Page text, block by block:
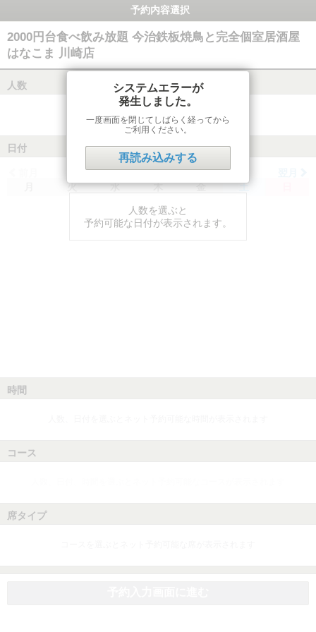
予約内容選択
2000円台食べ飲み放題 今治鉄板焼鳥と完全個室居酒屋
はなこま 川崎店
人数
日付
火 水 木 金 土
人数を選ぶと
予約可能な日付が表示されます。
時間
コース
席タイプ
システムエラーが
発生しました。
一度画面を閉じてしばらく経ってから
ご利用ください。
再読み込みする